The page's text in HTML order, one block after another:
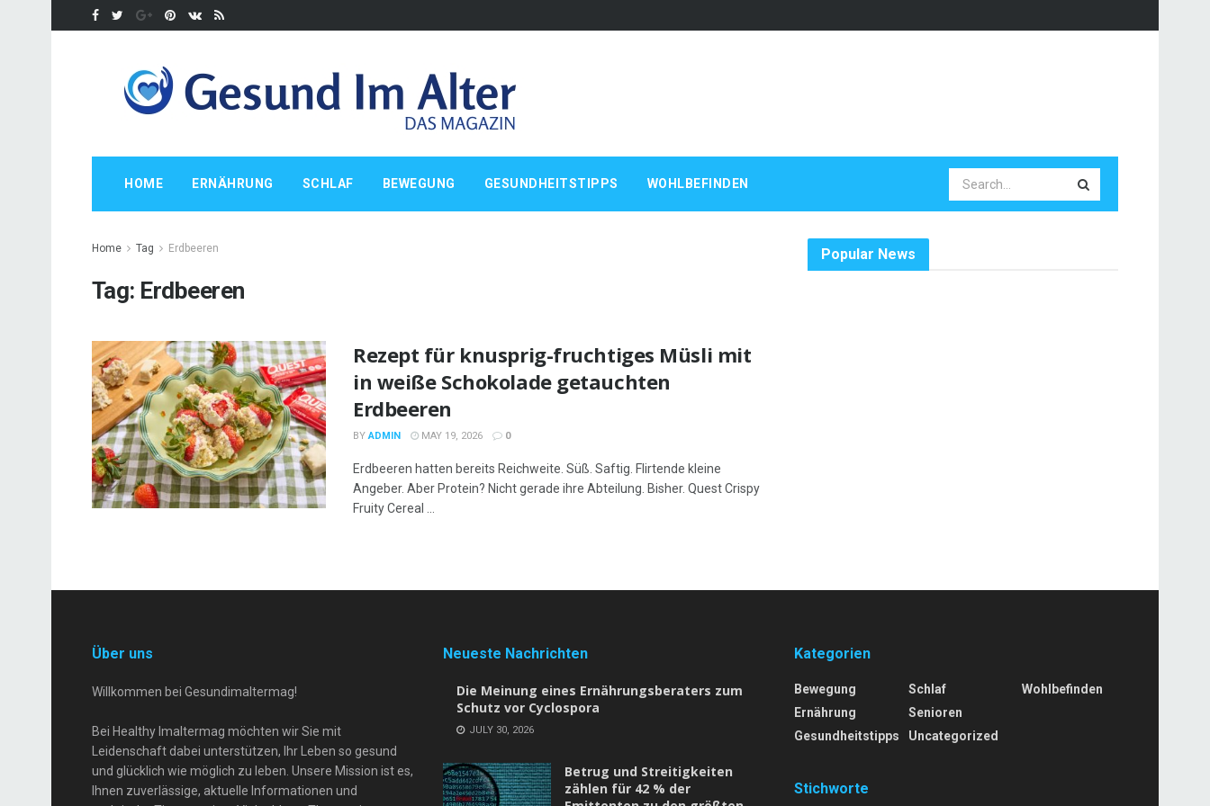
HOME ERNÄHRUNG SCHLAF BEWEGUNG GESUNDHEITSTIPPS WOHLBEFINDEN
Home Tag Erdbeeren
Tag: Erdbeeren
Rezept für knusprig-fruchtiges Müsli mit
in weiße Schokolade getauchten
Erdbeeren
BY ADMIN MAY 19, 2026 0
Erdbeeren hatten bereits Reichweite. Süß. Saftig. Flirtende kleine
Angeber. Aber Protein? Nicht gerade ihre Abteilung. Bisher. Quest Crispy
Fruity Cereal ...
Popular News
Über uns
Willkommen bei Gesundimaltermag!
Bei Healthy Imaltermag möchten wir Sie mit
Leidenschaft dabei unterstützen, Ihr Leben so gesund
und glücklich wie möglich zu leben. Unsere Mission ist es,
Ihnen zuverlässige, aktuelle Informationen und
Neueste Nachrichten
Die Meinung eines Ernährungsberaters zum
Schutz vor Cyclospora
JULY 30, 2026
Betrug und Streitigkeiten
zählen für 42 % der
Kategorien
Bewegung
Ernährung
Gesundheitstipps
Schlaf
Senioren
Uncategorized
Wohlbefinden
Stichworte